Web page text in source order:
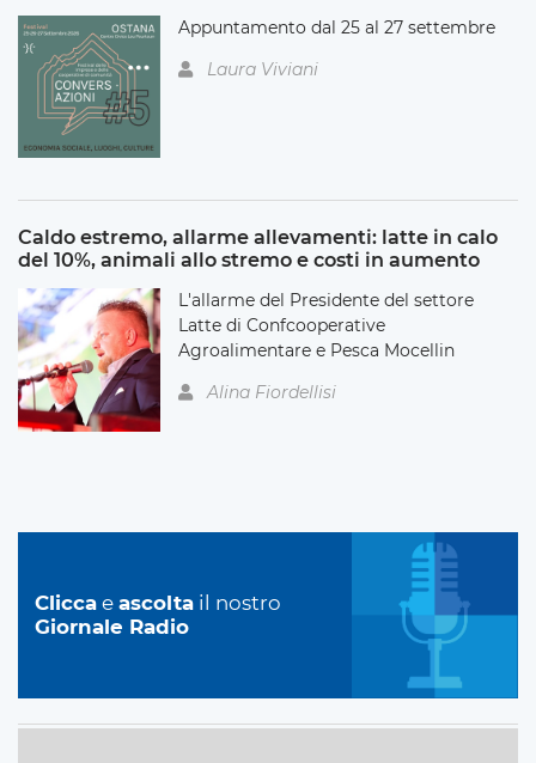
Appuntamento dal 25 al 27 settembre
Laura Viviani
Caldo estremo, allarme allevamenti: latte in calo
del 10%, animali allo stremo e costi in aumento
L'allarme del Presidente del settore
Latte di Confcooperative
Agroalimentare e Pesca Mocellin
Alina Fiordellisi
Clicca e ascolta il nostro
Giornale Radio